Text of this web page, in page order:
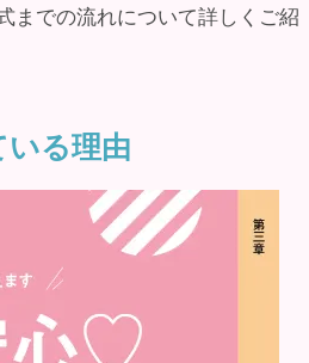
までの流れについて詳しくご紹
る理由